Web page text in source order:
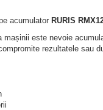
acumulator RURIS
mașinii este nevoie
rezultatele sau